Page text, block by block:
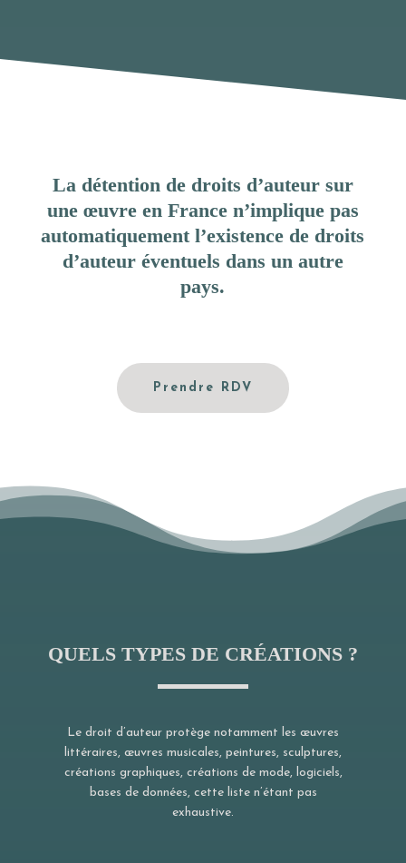
La détention de droits d’auteur sur
une œuvre en France n’implique pas
automatiquement l’existence de droits
d’auteur éventuels dans un autre
pays.
Prendre RDV
QUELS TYPES DE CRÉATIONS ?
Le droit d’auteur protège notamment les œuvres
littéraires, œuvres musicales, peintures, sculptures,
créations graphiques, créations de mode, logiciels,
bases de données, cette liste n’étant pas
exhaustive.